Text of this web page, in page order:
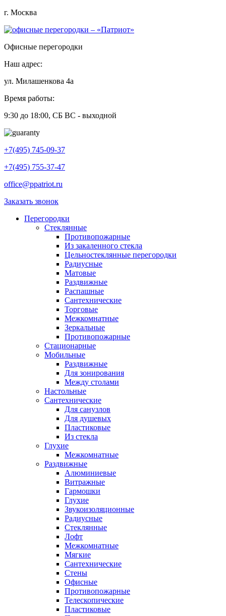
г. Москва
Офисные перегородки
Наш адрес:
ул. Милашенкова 4а
Время работы:
9:30 до 18:00, СБ ВС - выходной
+7(495) 745-09-37
+7(495) 755-37-47
office@ppatriot.ru
Заказать звонок
Перегородки
Стеклянные
Противопожарные
Из закаленного стекла
Цельностеклянные перегородки
Радиусные
Матовые
Раздвижные
Распашные
Сантехнические
Торговые
Межкомнатные
Зеркальные
Противопожарные
Стационарные
Мобильные
Раздвижные
Для зонирования
Между столами
Настольные
Сантехнические
Для санузлов
Для душевых
Пластиковые
Из стекла
Глухие
Межкомнатные
Раздвижные
Алюминиевые
Витражные
Гармошки
Глухие
Звукоизоляционные
Радиусные
Стеклянные
Лофт
Межкомнатные
Мягкие
Сантехнические
Стены
Офисные
Противопожарные
Телескопические
Пластиковые